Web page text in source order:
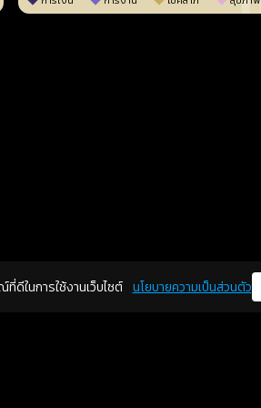
ดีในการใช้งานเว็บไซต์ นโยบายความเป็นส่วนตัว